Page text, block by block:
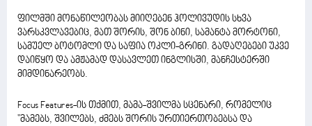
ფილმში მონაწილეობას მიიღებენ ჰოლივუდის სხვა
ვარსკვლავებიც, მათ შორის, შონ ბინი, სამანტა მორტონი,
სამუელ ბოტომლი და საფია ოკლი-გრინი. გადაღებები უკვე
დაიწყო და ამჟამად დასავლეთ ინგლისში, მანჩესტერში
მიმდინარეობს.
Focus Features-ის თქმით, მამა-შვილმა სცენარი, რომელიც
"მამებს, შვილებს, ძმებს შორის ურთიერთობებსა და